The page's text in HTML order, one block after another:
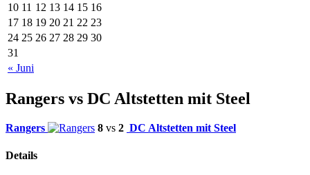
« Juni
10 11 12 13 14 15 16
17 18 19 20 21 22 23
24 25 26 27 28 29 30
31
Rangers vs DC Altstetten mit Steel
Rangers 8 vs 2 DC Altstetten mit Steel
Details